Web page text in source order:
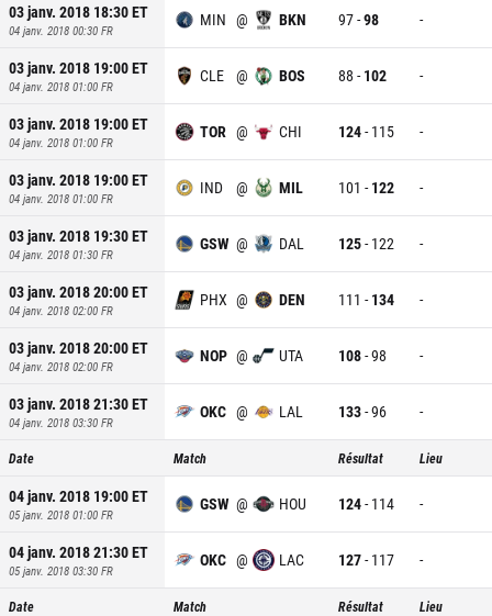
03 janv. 2018 18:30ET
04 janv. 2018 00:30 FR
MIN @ BKN 97-98 -
03 janv. 2018 19:00ET
04 janv. 2018 01:00 FR
CLE @ BOS 88 - 102 -
03 janv. 2018 19:00ET
04 janv. 2018 01:00 FR
TOR @ CHI 124- 115 -
03 janv. 2018 19:00ET
04 janv. 2018 01:00 FR
IND @ MIL 101 - 122 -
03 janv. 2018 19:30ET
04 janv. 2018 01:30 FR
GSW @ DAL 125- 122 -
03 janv. 2018 20:00ET
04 janv. 2018 02:00 FR
PHX @ DEN 111 - 134 -
03 janv. 2018 20:00ET
04 janv. 2018 02:00 FR
NOP @ UTA 108-98 -
03 janv. 2018 21:30ET
04 janv. 2018 03:30 FR
OKC @ LAL 133-96 -
Date Match Résultat Lieu
04 janv. 2018 19:00ET
05 janv. 2018 01:00 FR
GSW @ HOU 124- 114 -
04 janv. 2018 21:30ET
05 janv. 2018 03:30 FR
OKC @ LAC 127- 117 -
Date Match Résultat Lieu